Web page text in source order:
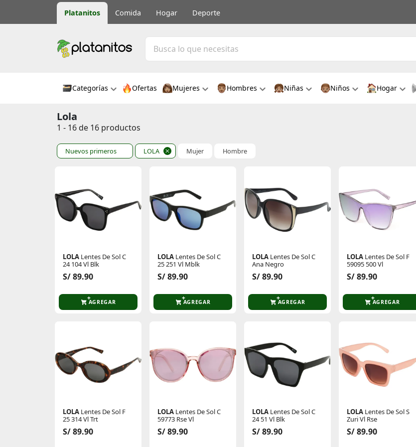
Platanitos Comida Hogar Deporte
Categorías Ofertas Mujeres Hombres Niñas Niños Hogar
Lola
1 - 16 de 16 productos
Nuevos primeros LOLA Mujer Hombre
LOLALentes De Sol C
24 104 Vl Blk
S/ 89.90
AGREGAR
LOLALentes De Sol C
25 251 Vl Mblk​
S/ 89.90
AGREGAR
LOLALentes De Sol C
Ana Negro
S/ 89.90
AGREGAR
LOLALentes De Sol F
59095 500 Vl
S/ 89.90
AGREGAR
LOLALentes De Sol F
25 314 Vl Trt
S/ 89.90
LOLALentes De Sol C
59773 Rse Vl
S/ 89.90
LOLALentes De Sol C
24 51 Vl Blk
S/ 89.90
LOLALentes De Sol S
Zuri Vl Rse
S/ 89.90